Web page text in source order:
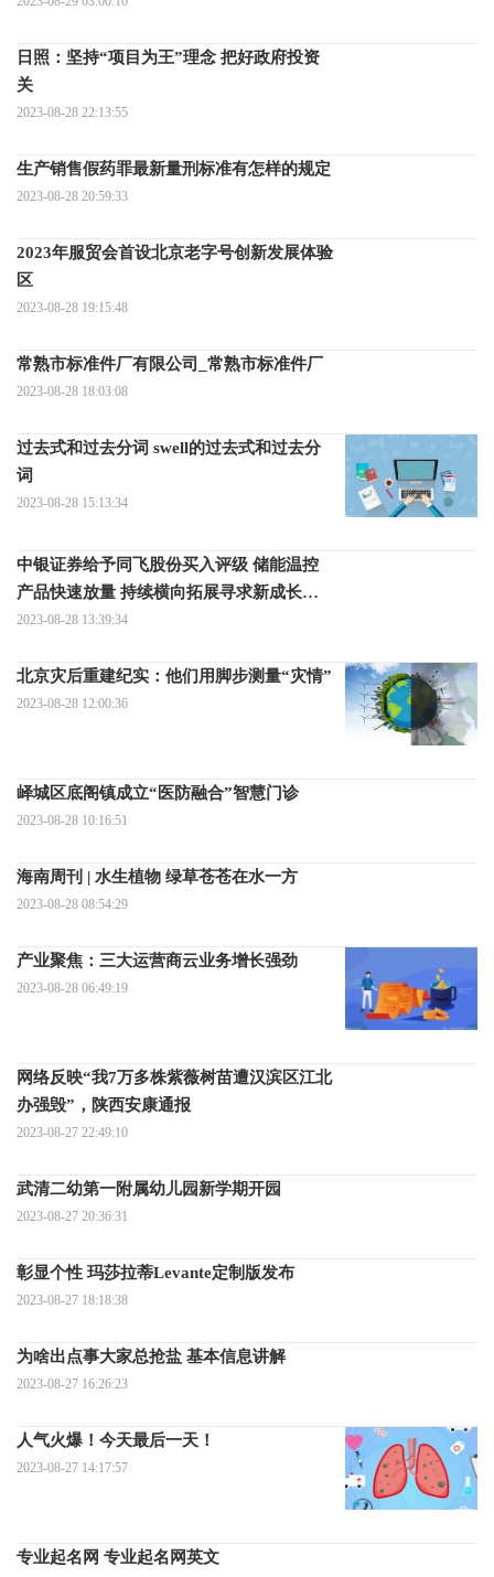
日照：坚持“项目为王”理念 把好政府投资
关
2023-08-28 22:13:55
生产销售假药罪最新量刑标准有怎样的规定
2023-08-28 20:59:33
2023年服贸会首设北京老字号创新发展体验
区
2023-08-28 19:15:48
常熟市标准件厂有限公司_常熟市标准件厂
2023-08-28 18:03:08
过去式和过去分词 swell的过去式和过去分
词
2023-08-28 15:13:34
中银证券给予同飞股份买入评级 储能温控
产品快速放量 持续横向拓展寻求新成长机
遇
2023-08-28 13:39:34
北京灾后重建纪实：他们用脚步测量“灾情”
2023-08-28 12:00:36
峄城区底阁镇成立“医防融合”智慧门诊
2023-08-28 10:16:51
海南周刊 | 水生植物 绿草苍苍在水一方
2023-08-28 08:54:29
产业聚焦：三大运营商云业务增长强劲
2023-08-28 06:49:19
网络反映“我7万多株紫薇树苗遭汉滨区江北
办强毁”，陕西安康通报
2023-08-27 22:49:10
武清二幼第一附属幼儿园新学期开园
2023-08-27 20:36:31
彰显个性 玛莎拉蒂Levante定制版发布
2023-08-27 18:18:38
为啥出点事大家总抢盐 基本信息讲解
2023-08-27 16:26:23
人气火爆！今天最后一天！
2023-08-27 14:17:57
专业起名网 专业起名网英文